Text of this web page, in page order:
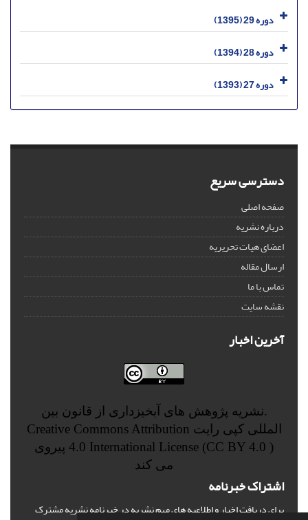
دوره 29 (1395)
دوره 28 (1394)
دوره 27 (1393)
دسترسی سریع
صفحه اصلی
درباره نشریه
اعضای هیات تحریریه
ارسال مقاله
تماس با ما
نقشه سایت
آخرین اخبار
.نشریه پژوهش های آبخیزداری از قانون بین
المللی کپی رایت Creative Commons Attribution
4.0 International License (CC BY 4.0 ) پیروی
می کند
اشتراک خبرنامه
برای دریافت اخبار و اطلاعیه های مهم نشریه در خبرنامه نشریه مشترک